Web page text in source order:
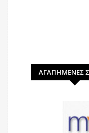
ΑΓΑΠΗΜΕΝΕΣ